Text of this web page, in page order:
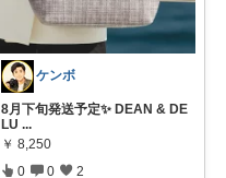
ケンボ
8月下旬発送予定✨ DEAN & DE
LU ...
￥ 8,250
0 0 2